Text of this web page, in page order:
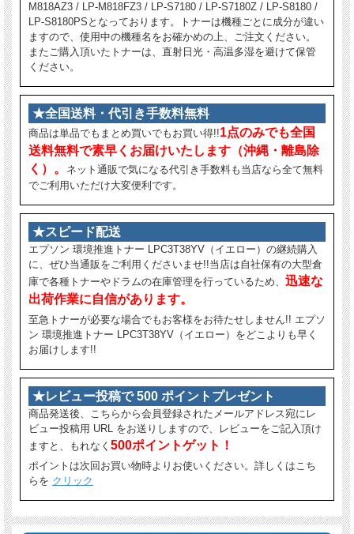
M818AZ3 / LP-M818FZ3 / LP-S7180 / LP-S7180Z / LP-S8180 /
LP-S8180PSとなっております。トナーは機種ごとに成分が違い
ますので、使用中の機種名をお確かめの上、ご注文ください。
またご購入頂いたトナーは、直射日光・高温多湿を避けて保管
ください。
★全国送料・代引き手数料無料
商品は単品でもまとめ買いでもお買い得!!1点のみでも全国
送料無料で素早くお届けいたします（沖縄・離島除
く）。
ネット通販で気になる代引き手数料も当店なら全て無料
でご利用いただけ大変便利です。
★スピード配送
エプソン 環境推進トナー LPC3T38YV（イエロー）の継続購入
に、ぜひ当通販をご利用くださいませ!!当店は自社保有の大型倉
庫で各種トナーやドラムの在庫管理を行っているため、 迅速な
出荷作業に自信があります。
至急トナーが必要な場合でもお客様をお待たせしません!! エプソ
ン 環境推進トナー LPC3T38YV（イエロー）をどこよりも早く
お届けします!!
★レビュー投稿で 500 ポイントプレゼント
商品発送後、こちらから会員登録されたメールアドレス宛にレ
ビュー投稿用 URL をお送りしますので、レビューをご記入頂け
ますと、もれなく 500ポイントゲット！
ポイントは次回お買い物時よりお使いください。詳しくはこち
らを クリック